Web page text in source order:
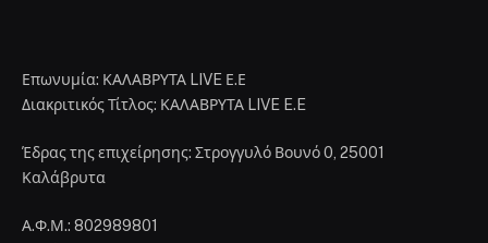
Επωνυμία: ΚΑΛΑΒΡΥΤΑ LIVE Ε.Ε
Διακριτικός Τίτλος: ΚΑΛΑΒΡΥΤΑ LIVE E.E
Έδρας της επιχείρησης: Στρογγυλό Βουνό 0, 25001
Καλάβρυτα
Α.Φ.Μ.: 802989801